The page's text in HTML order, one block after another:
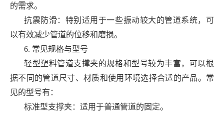
的需求。
抗震防滑：特别适用于一些振动较大的管道系统，可
以有效减少管道的位移和磨损。
6. 常见规格与型号
轻型塑料管道支撑夹的规格和型号较为丰富，可以根
据不同的管道尺寸、材质和使用环境选择合适的产品。常
见的型号有：
标准型支撑夹：适用于普通管道的固定。